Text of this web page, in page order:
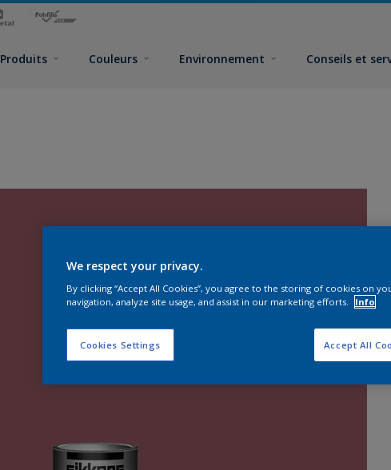
Produits Couleurs Environnement Conseils et
We respect your privacy.
By clicking “Accept All Cookies”, you agree to the storing of cookies on
navigation, analyze site usage, and assist in our marketing efforts.
Info
Cookies Settings Accept All